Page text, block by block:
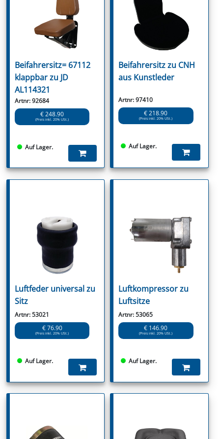
Beifahrersitz= 67112
klappbar zu JD
AL114321
Artnr: 92684
€ 248.90
(Preis inkl. 20% USt.)
Auf Lager.
Beifahrersitz zu CNH
aus Kunstleder
Artnr: 97410
€ 218.90
(Preis inkl. 20% USt.)
Auf Lager.
Luftfeder universal zu
Sitz
Artnr: 53021
€ 76.90
(Preis inkl. 20% USt.)
Auf Lager.
Luftkompressor zu
Luftsitze
Artnr: 53065
€ 146.90
(Preis inkl. 20% USt.)
Auf Lager.